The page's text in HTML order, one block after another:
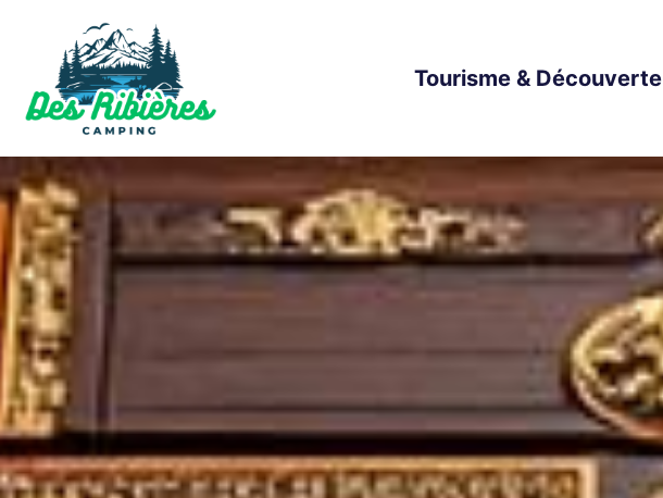
Tourisme & Découverte